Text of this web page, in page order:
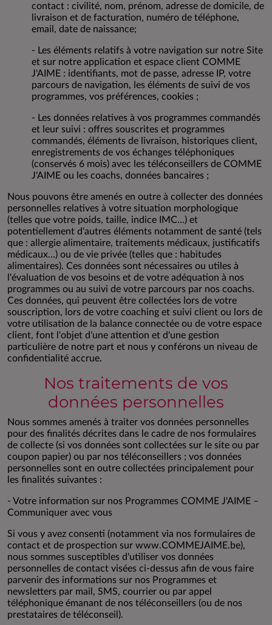
contact : civilité, nom, prénom, adresse de domicile, de
livraison et de facturation, numéro de téléphone,
email, date de naissance;
- Les éléments relatifs à votre navigation sur notre Site
et sur notre application et espace client COMME
J'AIME : identifiants, mot de passe, adresse IP, votre
parcours de navigation, les éléments de suivi de vos
programmes, vos préférences, cookies ;
- Les données relatives à vos programmes commandés
et leur suivi : offres souscrites et programmes
commandés, éléments de livraison, historiques client,
enregistrements de vos échanges téléphoniques
(conservés 6 mois) avec les téléconseillers de COMME
J'AIME ou les coachs, données bancaires ;
Nous pouvons être amenés en outre à collecter des données
personnelles relatives à votre situation morphologique
(telles que votre poids, taille, indice IMC…) et
potentiellement d'autres éléments notamment de santé (tels
que : allergie alimentaire, traitements médicaux, justificatifs
médicaux…) ou de vie privée (telles que : habitudes
alimentaires). Ces données sont nécessaires ou utiles à
l'évaluation de vos besoins et de votre adéquation à nos
programmes ou au suivi de votre parcours par nos coachs.
Ces données, qui peuvent être collectées lors de votre
souscription, lors de votre coaching et suivi client ou lors de
votre utilisation de la balance connectée ou de votre espace
client, font l'objet d'une attention et d'une gestion
particulière de notre part et nous y conférons un niveau de
confidentialité accrue.
Nos traitements de vos
données personnelles
Nous sommes amenés à traiter vos données personnelles
pour des finalités décrites dans le cadre de nos formulaires
de collecte (si vos données sont collectées sur le site ou par
coupon papier) ou par nos téléconseillers ; vos données
personnelles sont en outre collectées principalement pour
les finalités suivantes :
- Votre information sur nos Programmes COMME J'AIME –
Communiquer avec vous
Si vous y avez consenti (notamment via nos formulaires de
contact et de prospection sur www.COMMEJAIME.be),
nous sommes susceptibles d'utiliser vos données
personnelles de contact visées ci-dessus afin de vous faire
parvenir des informations sur nos Programmes et
newsletters par mail, SMS, courrier ou par appel
téléphonique émanant de nos téléconseillers (ou de nos
prestataires de téléconseil).